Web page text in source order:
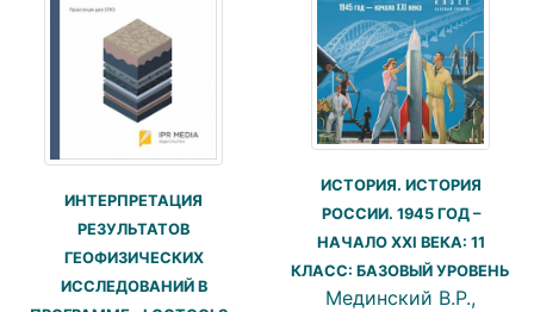
ИНТЕРПРЕТАЦИЯ
РЕЗУЛЬТАТОВ
ГЕОФИЗИЧЕСКИХ
ИССЛЕДОВАНИЙ В
ИСТОРИЯ. ИСТОРИЯ
РОССИИ. 1945 ГОД –
НАЧАЛО XXI ВЕКА: 11
КЛАСС: БАЗОВЫЙ УРОВЕНЬ
Мединский В.Р.,